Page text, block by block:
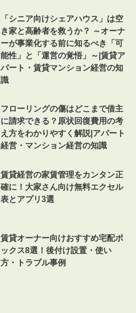
「シニア向けシェアハウス」は空
き家と高齢者を救うか？ ～オーナ
ーが事業化する前に知るべき「可
能性」と「運営の覚悟」～|賃貸ア
パート・賃貸マンション経営の知
識
フローリングの傷はどこまで借主
に請求できる？原状回復費用の考
え方をわかりやすく解説|アパート
経営・マンション経営の知識
賃貸経営の家賃管理をカンタン正
確に！大家さん向け無料エクセル
表とアプリ3選
賃貸オーナー向けおすすめ宅配ボ
ックス8選！後付け設置・使い
方・トラブル事例